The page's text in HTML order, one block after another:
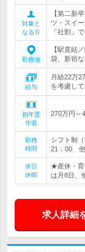
対象と
なる方
【第二新
ツ・スイ
「社割」
勤務地
【駅直結
袋、新宿
給与
月給22万
を考慮し
初年度
年収
270万円～
勤務
時間
シフト制
21：00
休日
休暇
★産休・育
は月8日、
求人詳細